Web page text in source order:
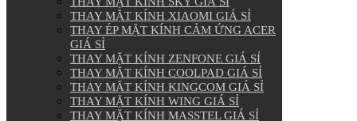
THAY MẶT KÍNH XIAOMI GIÁ SỈ
THAY ÉP MẶT KÍNH CẢM ỨNG ACER
GIÁ SỈ
THAY MẶT KÍNH ZENFONE GIÁ SỈ
THAY MẶT KÍNH COOLPAD GIÁ SỈ
THAY MẶT KÍNH KINGCOM GIÁ SỈ
THAY MẶT KÍNH WING GIÁ SỈ
THAY MẶT KÍNH MASSTEL GIÁ SỈ